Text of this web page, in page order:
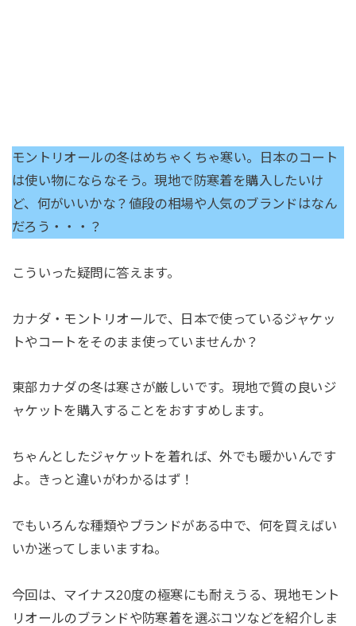
モントリオールの冬はめちゃくちゃ寒い。日本のコート
は使い物にならなそう。現地で防寒着を購入したいけ
ど、何がいいかな？値段の相場や人気のブランドはなん
だろう・・・？
こういった疑問に答えます。
カナダ・モントリオールで、日本で使っているジャケッ
トやコートをそのまま使っていませんか？
東部カナダの冬は寒さが厳しいです。現地で質の良いジ
ャケットを購入することをおすすめします。
ちゃんとしたジャケットを着れば、外でも暖かいんです
よ。きっと違いがわかるはず！
でもいろんな種類やブランドがある中で、何を買えばい
いか迷ってしまいますね。
今回は、マイナス20度の極寒にも耐えうる、現地モント
リオールのブランドや防寒着を選ぶコツなどを紹介しま